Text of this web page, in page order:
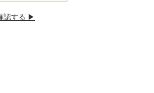
認する ▶︎